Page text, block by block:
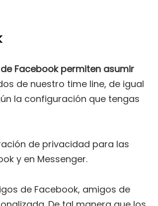
Facebook permiten asumir
de nuestro time line, de igual
la configuración que tengas
de privacidad para las
y en Messenger.
de Facebook, amigos de